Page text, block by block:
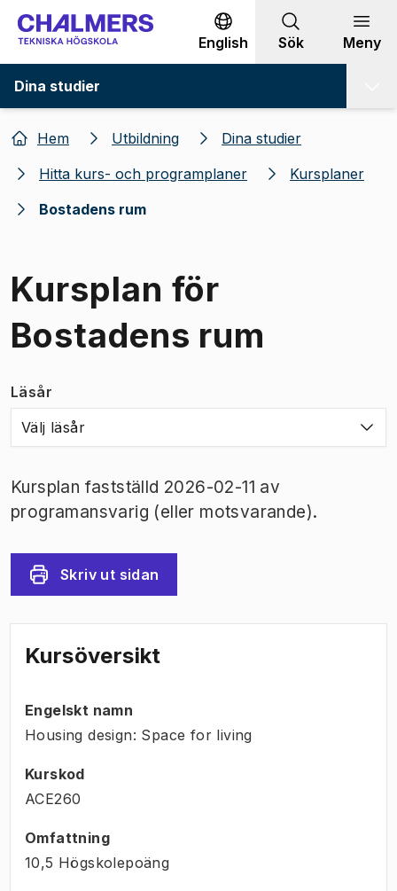
Gå till innehållet
English Sök Meny
Dina studier
Hem Utbildning
Dina studier
Hitta kurs- och programplaner
Kursplaner
Bostadens rum
Kursplan för
Bostadens rum
Läsår
Välj läsår
Kursplan fastställd 2026-02-11 av
programansvarig (eller motsvarande).
Skriv ut sidan
Kursöversikt
Engelskt namn
Housing design: Space for living
Kurskod
ACE260
Omfattning
10,5 Högskolepoäng